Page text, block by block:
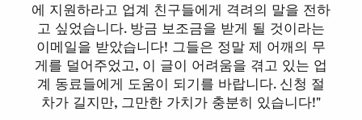
에 지원하라고 업계 친구들에게 격려의 말을 전하
고 싶었습니다. 방금 보조금을 받게 될 것이라는
이메일을 받았습니다! 그들은 정말 제 어깨의 무
게를 덜어주었고, 이 글이 어려움을 겪고 있는 업
계 동료들에게 도움이 되기를 바랍니다. 신청 절
차가 길지만, 그만한 가치가 충분히 있습니다!"